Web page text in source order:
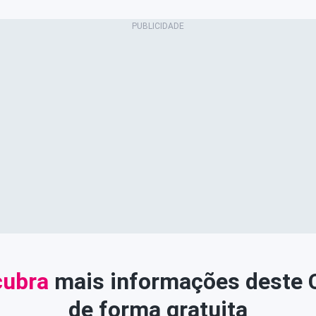
mais informações deste
de forma gratuita